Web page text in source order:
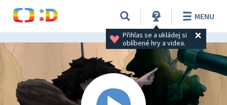
Přihlas se a ukládej si
oblíbené hry a videa.
MENU